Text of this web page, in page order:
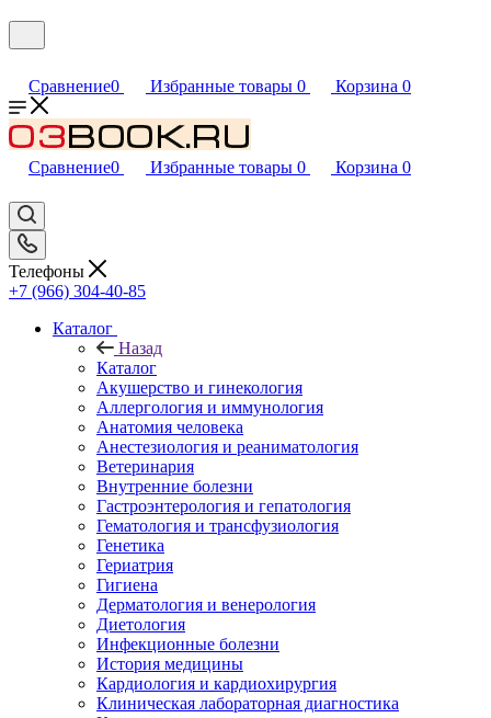
Сравнение0 Избранные товары 0 Корзина 0
Сравнение0 Избранные товары 0 Корзина 0
Телефоны
+7 (966) 304-40-85
Каталог
Назад
Каталог
Акушерство и гинекология
Аллергология и иммунология
Анатомия человека
Анестезиология и реаниматология
Ветеринария
Внутренние болезни
Гастроэнтерология и гепатология
Гематология и трансфузиология
Генетика
Гериатрия
Гигиена
Дерматология и венерология
Диетология
Инфекционные болезни
История медицины
Кардиология и кардиохирургия
Клиническая лабораторная диагностика